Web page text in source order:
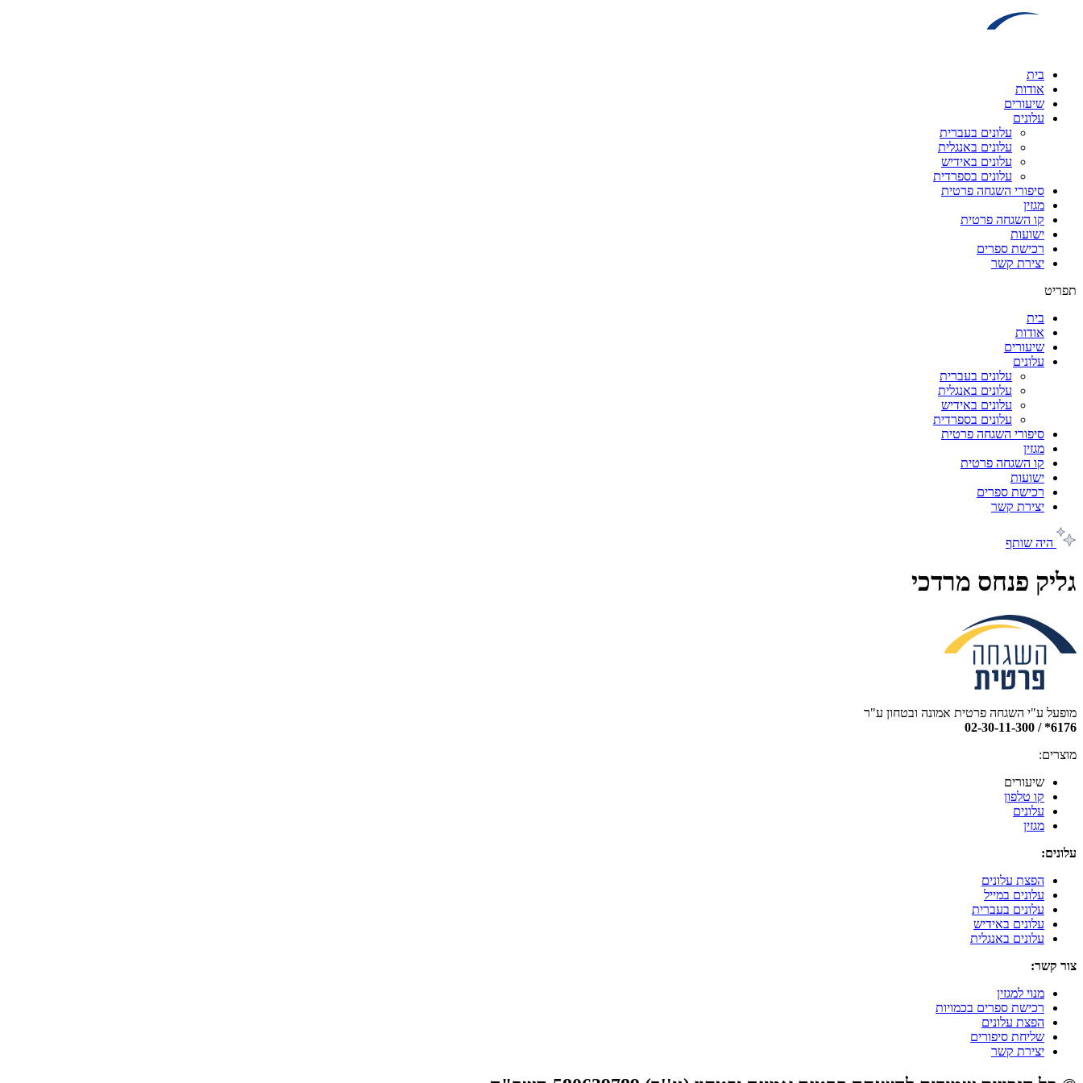
בית
אודות
שיעורים
עלונים
עלונים בעברית
עלונים באנגלית
עלונים באידיש
עלונים בספרדית
סיפורי השגחה פרטית
מגזין
קו השגחה פרטית
ישועות
רכישת ספרים
יצירת קשר
תפריט
בית
אודות
שיעורים
עלונים
עלונים בעברית
עלונים באנגלית
עלונים באידיש
עלונים בספרדית
סיפורי השגחה פרטית
מגזין
קו השגחה פרטית
ישועות
רכישת ספרים
יצירת קשר
היה שותף
גליק פנחס מרדכי
מופעל ע"י השגחה פרטית אמונה ובטחון ע"ר
6176* / 02-30-11-300
מוצרים:
שיעורים
קו טלפון
עלונים
מגזין
עלונים:
הפצת עלונים
עלונים במייל
עלונים בעברית
עלונים באידיש
עלונים באנגלית
צור קשר:
מנוי למגזין
רכישת ספרים בכמויות
הפצת עלונים
שליחת סיפורים
יצירת קשר